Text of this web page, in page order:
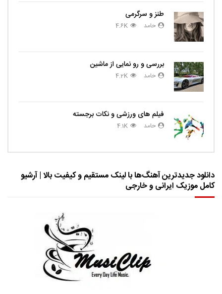
طنز و سرگرمی
حامد 4.6K
بررسی و رو نمایی از ماشین
حامد 4.2K
فیلم های ورزشی و نکات برجسته
حامد 4.1K
دانلود جدیدترین آهنگ‌ها با لینک مستقیم و کیفیت بالا | آرشیو
کامل موزیک ایرانی و خارجی